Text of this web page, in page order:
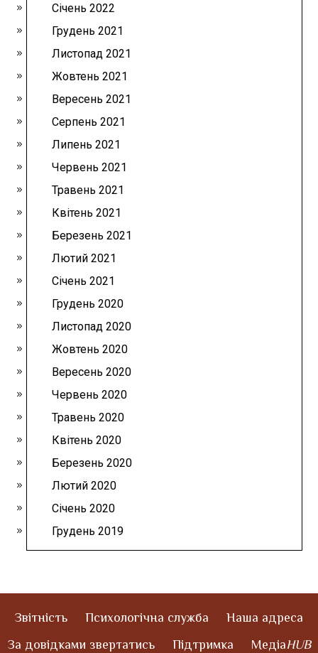
Січень 2022
Грудень 2021
Листопад 2021
Жовтень 2021
Вересень 2021
Серпень 2021
Липень 2021
Червень 2021
Травень 2021
Квітень 2021
Березень 2021
Лютий 2021
Січень 2021
Грудень 2020
Листопад 2020
Жовтень 2020
Вересень 2020
Червень 2020
Травень 2020
Квітень 2020
Березень 2020
Лютий 2020
Січень 2020
Грудень 2019
Звітність Психологічна служба
Наша адреса
За довідками звертатись
Підтримка МедіаHUB